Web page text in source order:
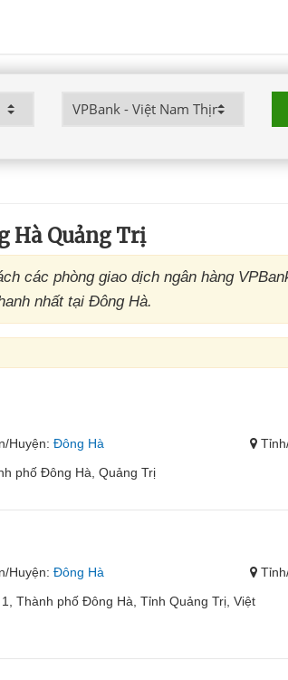
Hà Quảng Trị
các phòng giao dịch ngân hàng
nhất tại Đông Hà.
Huyện: Đông Hà
phố Đông Hà, Quảng Trị
Huyện: Đông Hà
Thành phố Đông Hà, Tỉnh Quảng Trị, Việt